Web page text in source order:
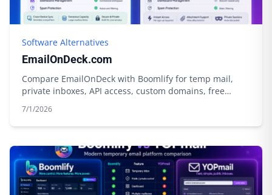
Software Alternatives
EmailOnDeck.com
Compare EmailOnDeck with Boomlify for temp mail,
private inboxes, API access, custom domains, free
7/1/2026